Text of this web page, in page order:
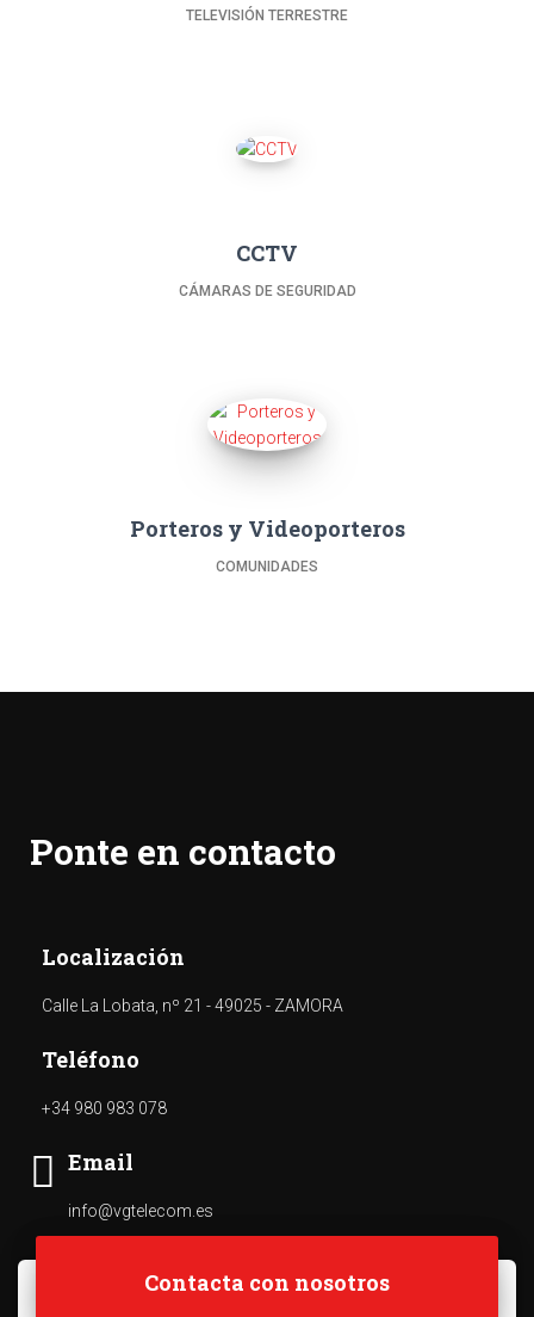
TELEVISIÓN TERRESTRE
CCTV
CÁMARAS DE SEGURIDAD
Porteros y Videoporteros
COMUNIDADES
Ponte en contacto
Localización
Calle La Lobata, nº 21 - 49025 - ZAMORA
Teléfono
+34 980 983 078
Email
info@vgtelecom.es
Contacta con nosotros